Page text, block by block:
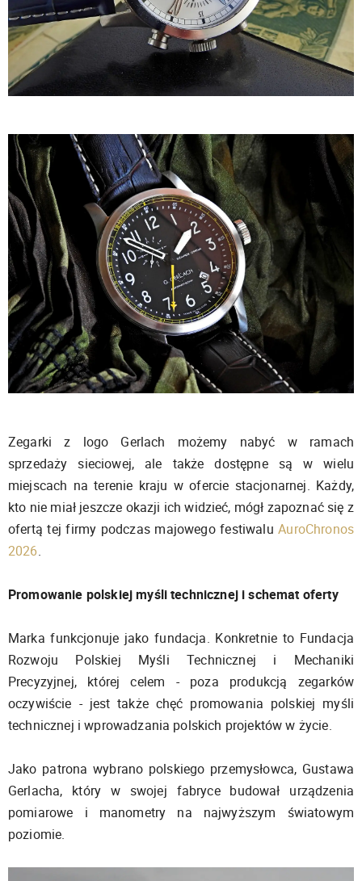
Zegarki z logo Gerlach możemy nabyć w ramach
sprzedaży sieciowej, ale także dostępne są w wielu
miejscach na terenie kraju w ofercie stacjonarnej. Każdy,
kto nie miał jeszcze okazji ich widzieć, mógł zapoznać się z
ofertą tej firmy podczas majowego festiwaluAuroChronos
2026.
Promowanie polskiej myśli technicznej i schemat oferty
Marka funkcjonuje jako fundacja. Konkretnie to Fundacja
Rozwoju Polskiej Myśli Technicznej i Mechaniki
Precyzyjnej, której celem - poza produkcją zegarków
oczywiście - jest także chęć promowania polskiej myśli
technicznej i wprowadzania polskich projektów w życie.
Jako patrona wybrano polskiego przemysłowca, Gustawa
Gerlacha, który w swojej fabryce budował urządzenia
pomiarowe i manometry na najwyższym światowym
poziomie.